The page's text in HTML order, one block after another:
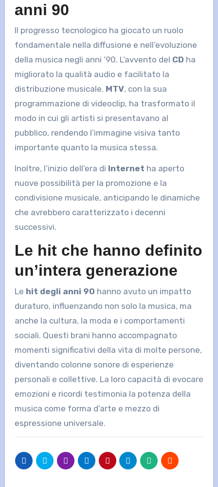
anni 90
Il progresso tecnologico ha giocato un ruolo
fondamentale nella diffusione e nell’evoluzione
della musica negli anni ’90. L’avvento del CD ha
migliorato la qualità audio e facilitato la
distribuzione musicale. MTV, con la sua
programmazione di videoclip, ha trasformato il
modo in cui gli artisti si presentavano al
pubblico, rendendo l’immagine visiva tanto
importante quanto la musica stessa.
Inoltre, l’inizio dell’era di Internet ha aperto
nuove possibilità per la promozione e la
condivisione musicale, anticipando le dinamiche
che avrebbero caratterizzato i decenni
successivi.
Le hit che hanno definito
un’intera generazione
Le hit degli anni 90 hanno avuto un impatto
duraturo, influenzando non solo la musica, ma
anche la cultura, la moda e i comportamenti
sociali. Questi brani hanno accompagnato
momenti significativi della vita di molte persone,
diventando colonne sonore di esperienze
personali e collettive. La loro capacità di evocare
emozioni e ricordi testimonia la potenza della
musica come forma d’arte e mezzo di
espressione universale.